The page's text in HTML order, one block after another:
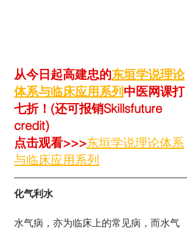
从今日起高建忠的东垣学说理论
体系与临床应用系列 中医网课打
七折！(还可报销Skillsfuture
credit)
点击观看>>>东垣学说理论体系
与临床应用系列
化气利水
水气病，亦为临床上的常见病，而水气